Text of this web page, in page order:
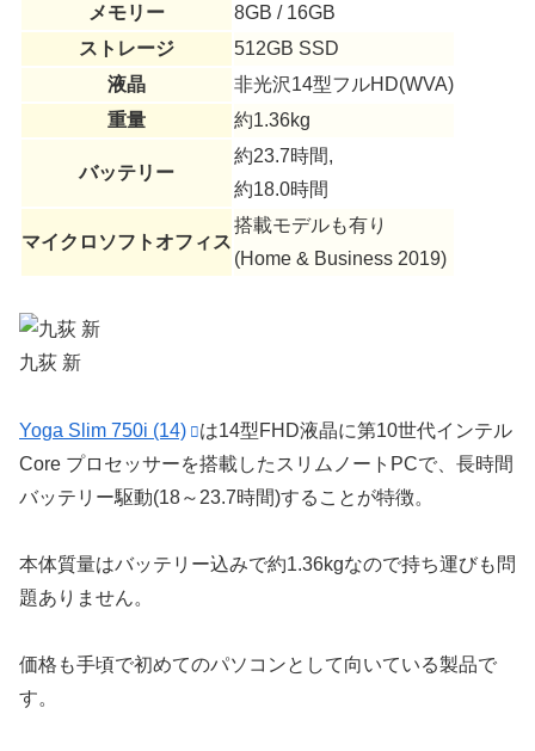
メモリー
8GB / 16GB
ストレージ
512GB SSD
液晶
非光沢14型フルHD(WVA)
重量
約1.36kg
バッテリー
約23.7時間,
約18.0時間
マイクロソフトオフィス
搭載モデルも有り
(Home & Business 2019)
九荻 新
Yoga Slim 750i (14)
は14型FHD液晶に第10世代インテル
Core プロセッサーを搭載したスリムノートPCで、長時間
バッテリー駆動(18～23.7時間)することが特徴。
本体質量はバッテリー込みで約1.36kgなので持ち運びも問
題ありません。
価格も手頃で初めてのパソコンとして向いている製品で
す。